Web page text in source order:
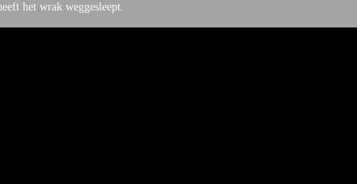
het wrak weggesleept.